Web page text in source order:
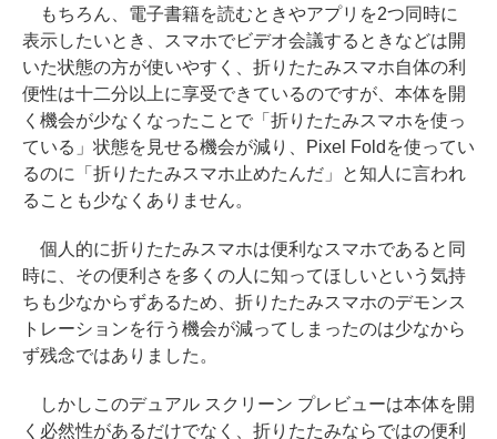
もちろん、電子書籍を読むときやアプリを2つ同時に
表示したいとき、スマホでビデオ会議するときなどは開
いた状態の方が使いやすく、折りたたみスマホ自体の利
便性は十二分以上に享受できているのですが、本体を開
く機会が少なくなったことで「折りたたみスマホを使っ
ている」状態を見せる機会が減り、Pixel Foldを使ってい
るのに「折りたたみスマホ止めたんだ」と知人に言われ
ることも少なくありません。
個人的に折りたたみスマホは便利なスマホであると同
時に、その便利さを多くの人に知ってほしいという気持
ちも少なからずあるため、折りたたみスマホのデモンス
トレーションを行う機会が減ってしまったのは少なから
ず残念ではありました。
しかしこのデュアル スクリーン プレビューは本体を開
く必然性があるだけでなく、折りたたみならではの便利